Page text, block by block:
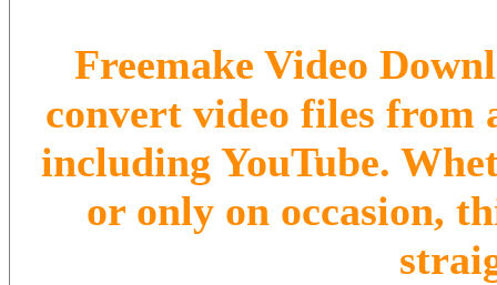
Freemake Video
convert video files from
including YouTube.
or only on occasion,